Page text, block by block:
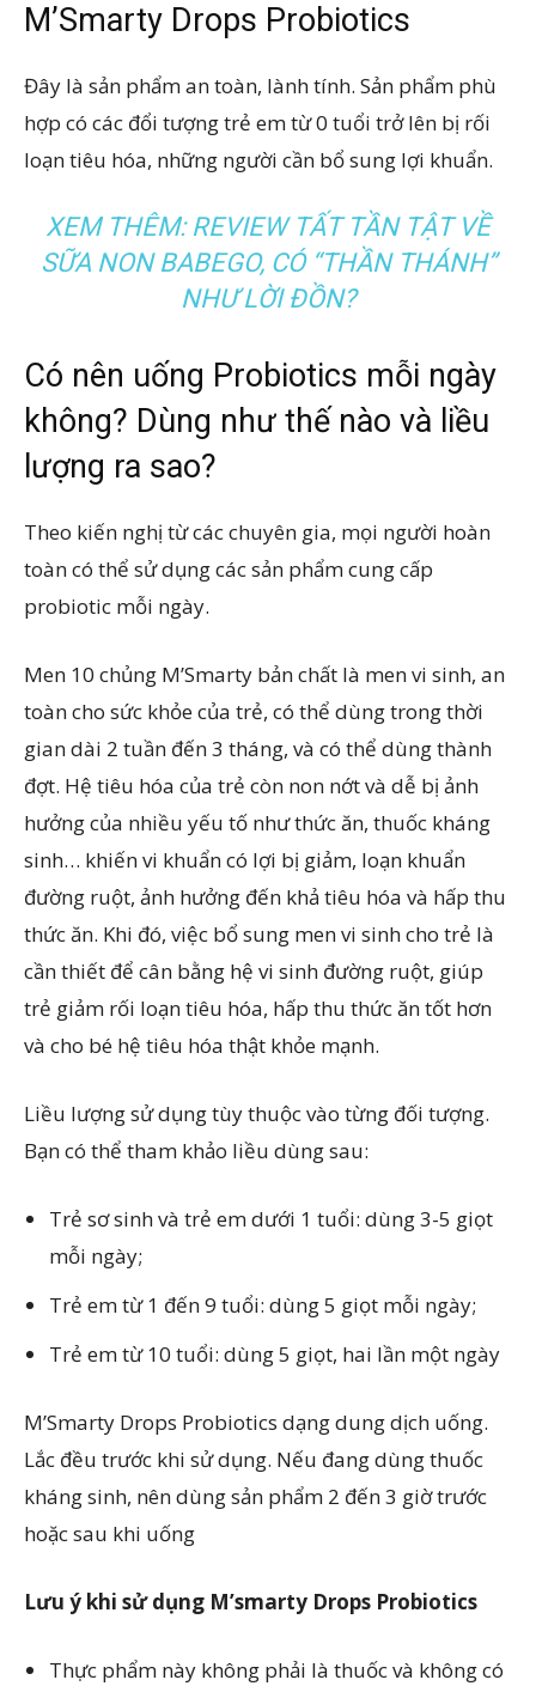
M’Smarty Drops Probiotics
Đây là sản phẩm an toàn, lành tính. Sản phẩm phù
hợp có các đổi tượng trẻ em từ 0 tuổi trở lên bị rối
loạn tiêu hóa, những người cần bổ sung lợi khuẩn.
XEM THÊM: REVIEW TẤT TẦN TẬT VỀ
SỮA NON BABEGO, CÓ “THẦN THÁNH”
NHƯ LỜI ĐỒN?
Có nên uống Probiotics mỗi ngày
không? Dùng như thế nào và liều
lượng ra sao?
Theo kiến nghị từ các chuyên gia, mọi người hoàn
toàn có thể sử dụng các sản phẩm cung cấp
probiotic mỗi ngày.
Men 10 chủng M’Smarty bản chất là men vi sinh, an
toàn cho sức khỏe của trẻ, có thể dùng trong thời
gian dài 2 tuần đến 3 tháng, và có thể dùng thành
đợt. Hệ tiêu hóa của trẻ còn non nớt và dễ bị ảnh
hưởng của nhiều yếu tố như thức ăn, thuốc kháng
sinh… khiến vi khuẩn có lợi bị giảm, loạn khuẩn
đường ruột, ảnh hưởng đến khả tiêu hóa và hấp thu
thức ăn. Khi đó, việc bổ sung men vi sinh cho trẻ là
cần thiết để cân bằng hệ vi sinh đường ruột, giúp
trẻ giảm rối loạn tiêu hóa, hấp thu thức ăn tốt hơn
và cho bé hệ tiêu hóa thật khỏe mạnh.
Liều lượng sử dụng tùy thuộc vào từng đối tượng.
Bạn có thể tham khảo liều dùng sau:
Trẻ sơ sinh và trẻ em dưới 1 tuổi: dùng 3-5 giọt
mỗi ngày;
Trẻ em từ 1 đến 9 tuổi: dùng 5 giọt mỗi ngày;
Trẻ em từ 10 tuổi: dùng 5 giọt, hai lần một ngày
M’Smarty Drops Probiotics dạng dung dịch uống.
Lắc đều trước khi sử dụng. Nếu đang dùng thuốc
kháng sinh, nên dùng sản phẩm 2 đến 3 giờ trước
hoặc sau khi uống
Lưu ý khi sử dụng M’smarty Drops Probiotics
Thực phẩm này không phải là thuốc và không có